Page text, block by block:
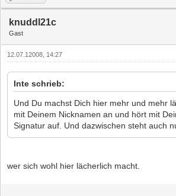
knuddl21c
Gast
12.07.12008, 14:27
Inte schrieb:
Und Du machst Dich hier mehr und mehr
mit Deinem Nicknamen an und hört mit
Signatur auf. Und dazwischen steht auch
wer sich wohl hier lächerlich macht.